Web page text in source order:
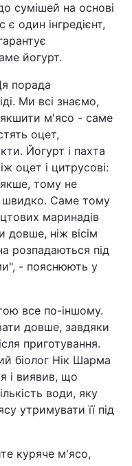
сумішей на основі
один інгредієнт,
йогурт.
порада
Ми всі знаємо,
м'ясо - саме
оцет,
Йогурт і пахта
оцет і цитрусові:
тому не
швидко. Саме тому
маринадів
ніж вісім
розпадаються під
- пояснюють у
все по-іншому.
довше, завдяки
приготування.
біолог Нік Шарма
і виявив, що
води, яку
утримувати її під
куряче м'ясо,